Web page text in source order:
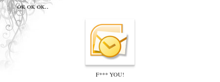
ok ok ok..
F*** YOU!